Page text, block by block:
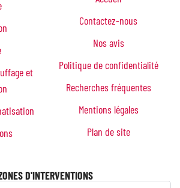
Contactez-nous
Nos avis
Politique de confidentialité
Recherches fréquentes
Mentions légales
Plan de site
et
D'INTERVENTIONS